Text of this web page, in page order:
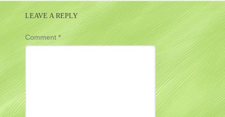
NAVIGATION
LEAVE A REPLY
Comment*